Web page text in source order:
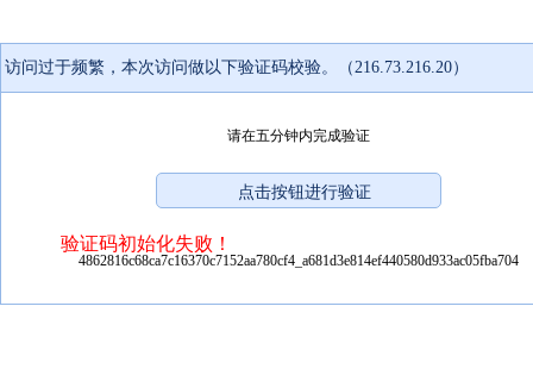
访问过于频繁，本次访问做以下验证码校验。（216.73.216.20）
请在五分钟内完成验证
验证码初始化失败！
4862816c68ca7c16370c7152aa780cf4_a681d3e814ef440580d933ac05fba704